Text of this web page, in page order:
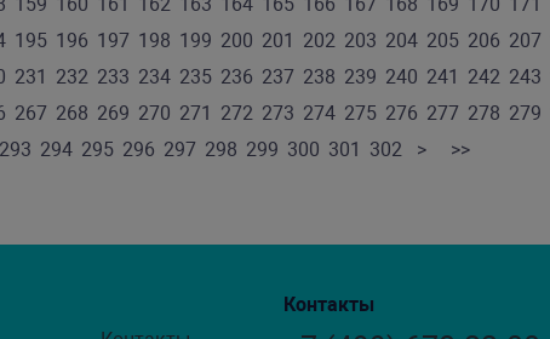
195 196 197 198 199 200 201 202 203 204 205 206 207
231 232 233 234 235 236 237 238 239 240 241 242 243
267 268 269 270 271 272 273 274 275 276 277 278 279
293 294 295 296 297 298 299 300 301 302 > >>
Контакты